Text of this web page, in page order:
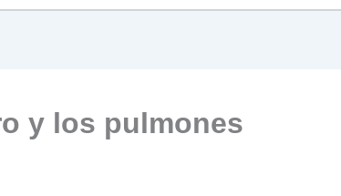
y los pulmones